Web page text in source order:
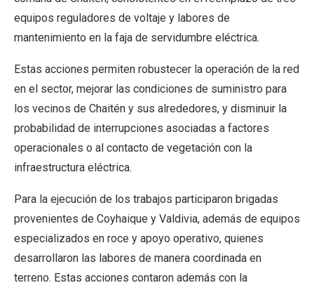
equipos reguladores de voltaje y labores de
mantenimiento en la faja de servidumbre eléctrica.
Estas acciones permiten robustecer la operación de la red
en el sector, mejorar las condiciones de suministro para
los vecinos de Chaitén y sus alrededores, y disminuir la
probabilidad de interrupciones asociadas a factores
operacionales o al contacto de vegetación con la
infraestructura eléctrica.
Para la ejecución de los trabajos participaron brigadas
provenientes de Coyhaique y Valdivia, además de equipos
especializados en roce y apoyo operativo, quienes
desarrollaron las labores de manera coordinada en
terreno. Estas acciones contaron además con la